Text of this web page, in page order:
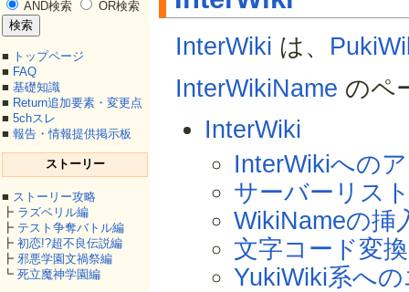
AND検索 OR検索
■ トップページ
■ FAQ
■ 基礎知識
■ Return追加要素・変更点
■ 5chスレ
■ 報告・情報提供掲示板
ストーリー
■ ストーリー攻略
┣ ラズベリル編
┣ テスト争奪バトル編
┣ 初恋!?超不良伝説編
┣ 邪悪学園文禍祭編
┗ 死立魔神学園編
InterWiki は、
InterWikiName のペ
InterWiki
InterWikiへの
サーバーリス
WikiNameの挿
文字コード変
YukiWiki系へ